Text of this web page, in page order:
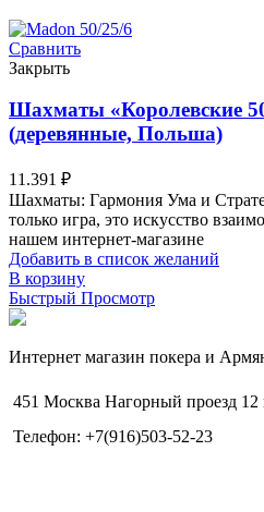
Сравнить
Закрыть
Шахматы «Королевские
(деревянные, Польша)
11.391 ₽
Шахматы: Гармония Ума и
только игра, это искусство
нашем интернет-магазине
Добавить в список желаний
В корзину
Быстрый Просмотр
Интернет магазин покера и
451 Москва Нагорный проезд 12
Телефон: +7(916)503-52-23